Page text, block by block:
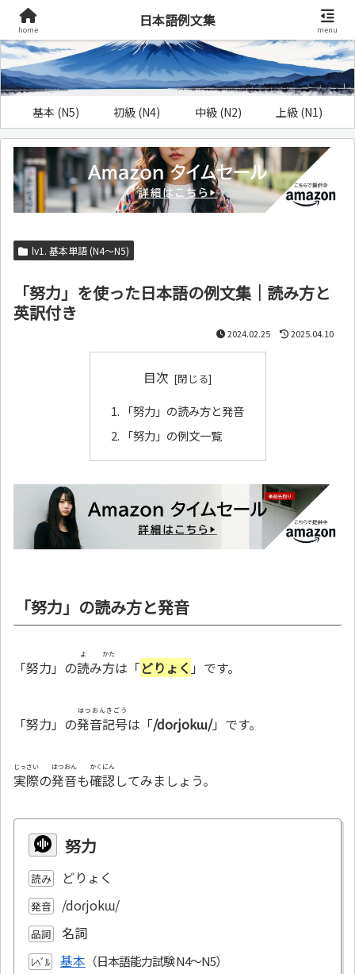
基本 (N5) 初級 (N4) 中級 (N2) 上級 (N1)
lv1. 基本単語 (N4～N5)
「努力」を使った日本語の例文集｜読み方と
英訳付き
2024.02.25 2025.04.10
目次
「努力」の読み方と発音
「努力」の例文一覧
「努力」の読み方と発音
「努力」の読
よ
み方
かた
は「どりょく 」です。
「努力」の発音記号
はつおんきごう
は「/doɾjokɯ/」です。
実際
じっさい
の発音
はつおん
も確認
かくにん
してみましょう。
努力
読み どりょく
発音 /doɾjokɯ/
品詞 名詞
ﾚﾍﾞﾙ 基本
home
日本語例文集
menu